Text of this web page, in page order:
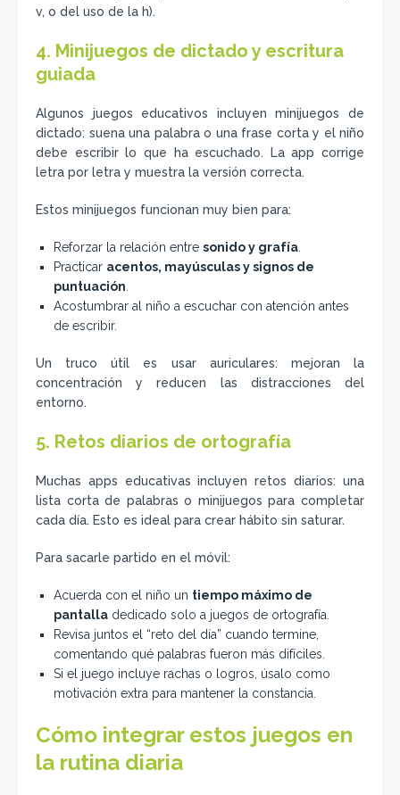
v, o del uso de la h).
4. Minijuegos de dictado y escritura
guiada
Algunos juegos educativos incluyen minijuegos de
dictado: suena una palabra o una frase corta y el niño
debe escribir lo que ha escuchado. La app corrige
letra por letra y muestra la versión correcta.
Estos minijuegos funcionan muy bien para:
Reforzar la relación entre sonido y grafía
Practicar acentos, mayúsculas y signos de
puntuación
Acostumbrar al niño a escuchar con atención antes
de escribir.
Un truco útil es usar auriculares: mejoran la
concentración y reducen las distracciones del
entorno.
5. Retos diarios de ortografía
Muchas apps educativas incluyen retos diarios: una
lista corta de palabras o minijuegos para completar
cada día. Esto es ideal para crear hábito sin saturar.
Para sacarle partido en el móvil:
Acuerda con el niño un tiempo máximo de
pantalla dedicado solo a juegos de ortografía.
Revisa juntos el “reto del día” cuando termine,
comentando qué palabras fueron más difíciles.
Si el juego incluye rachas o logros, úsalo como
motivación extra para mantener la constancia.
Cómo integrar estos juegos en
la rutina diaria